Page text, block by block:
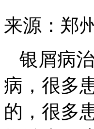
来源：郑
银屑病
病，很多
的，很多